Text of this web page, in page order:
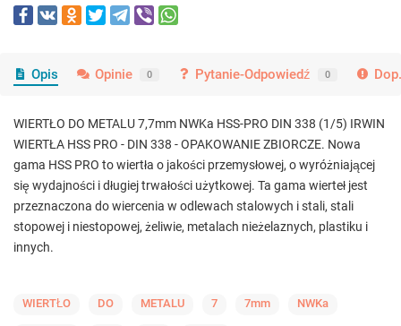
Opis Opinie 0 Pytanie-Odpowiedź 0
WIERTŁO DO METALU 7,7mm NWKa HSS-PRO DIN 338 (1/5) IRWIN
WIERTŁA HSS PRO - DIN 338 - OPAKOWANIE ZBIORCZE. Nowa
gama HSS PRO to wiertła o jakości przemysłowej, o wyróżniającej
się wydajności i długiej trwałości użytkowej. Ta gama wierteł jest
przeznaczona do wiercenia w odlewach stalowych i stali, stali
stopowej i niestopowej, żeliwie, metalach nieżelaznych, plastiku i
innych.
WIERTŁO DO METALU 7 7mm NWKa